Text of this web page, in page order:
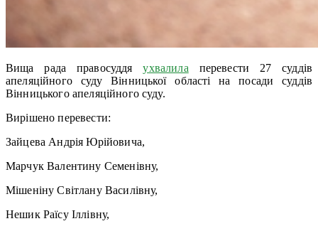
Вища рада правосуддяухвалила перевести 27 суддів
апеляційного суду Вінницької області на посади суддів
Вінницького апеляційного суду.
Вирішено перевести:
Зайцева Андрія Юрійовича,
Марчук Валентину Семенівну,
Мішеніну Світлану Василівну,
Нешик Раїсу Іллівну,